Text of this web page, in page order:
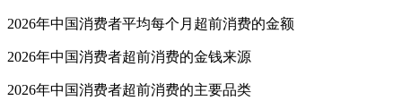
2026年中国消费者平均每个月超前消费的金额
2026年中国消费者超前消费的金钱来源
2026年中国消费者超前消费的主要品类